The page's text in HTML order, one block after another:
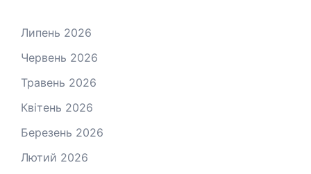
Липень 2026
Червень 2026
Травень 2026
Квітень 2026
Березень 2026
Лютий 2026